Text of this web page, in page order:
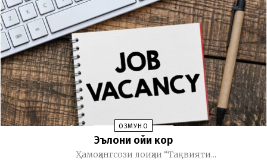
ОЗМУНҲО
Эълони ҷойи кор
Ҳамоҳангсози лоиҳаи “Тақвияти...